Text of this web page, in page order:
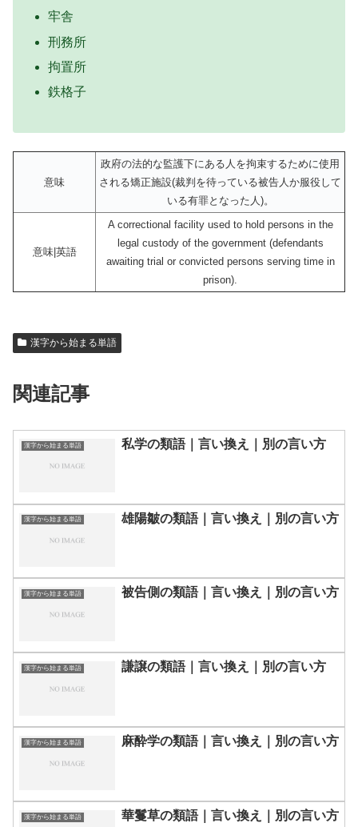
牢舎
刑務所
拘置所
鉄格子
意味
政府の法的な監護下にある人を拘束するために使用
される矯正施設(裁判を待っている被告人か服役して
いる有罪となった人)。
意味|英語
A correctional facility used to hold persons in the
legal custody of the government (defendants
awaiting trial or convicted persons serving time in
prison).
漢字から始まる単語
関連記事
漢字から始まる単語 私学の類語｜言い換え｜別の言い方
漢字から始まる単語 雄陽皺の類語｜言い換え｜別の言い方
漢字から始まる単語 被告側の類語｜言い換え｜別の言い方
漢字から始まる単語 謙譲の類語｜言い換え｜別の言い方
漢字から始まる単語 麻酔学の類語｜言い換え｜別の言い方
漢字から始まる単語 華鬘草の類語｜言い換え｜別の言い方